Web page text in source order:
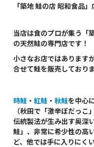
「築地 鮭の店 昭和食品
当店は食のプロが集う「
の天然鮭の専門店です！
小さなお店ではあります
合せて鮭を販売しておりま
時鮭 ・ 紅鮭 ・ 秋鮭を中心
（秋田で「激辛ぼだっこ
伝統製法が生み出す奥深
鮭」、非常に希少性の高
ど、他では手に入りにく